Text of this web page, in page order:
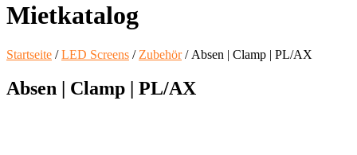
Mietkatalog
Startseite /LED Screens / Zubehör/ Absen | Clamp | PL/AX
Absen | Clamp | PL/AX